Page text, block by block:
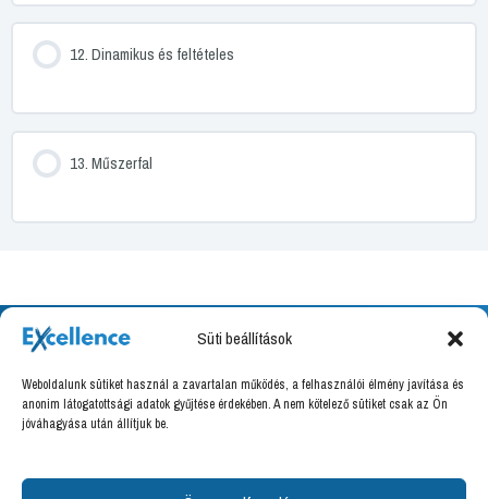
Süti beállítások
Weboldalunk sütiket használ a zavartalan működés, a felhasználói élmény javítása és
anonim látogatottsági adatok gyűjtése érdekében. A nem kötelező sütiket csak az Ön
jóváhagyása után állítjuk be.
12. Dinamikus és feltételes
13. Műszerfal
Excellence Training Kft.
8000 Székesfehérvár, Határ utca 16.
Felnőttképzési nyilvántartási szám: B/2020/000094